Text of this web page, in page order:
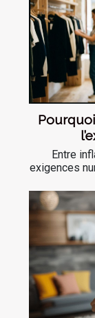
Entre
exigences